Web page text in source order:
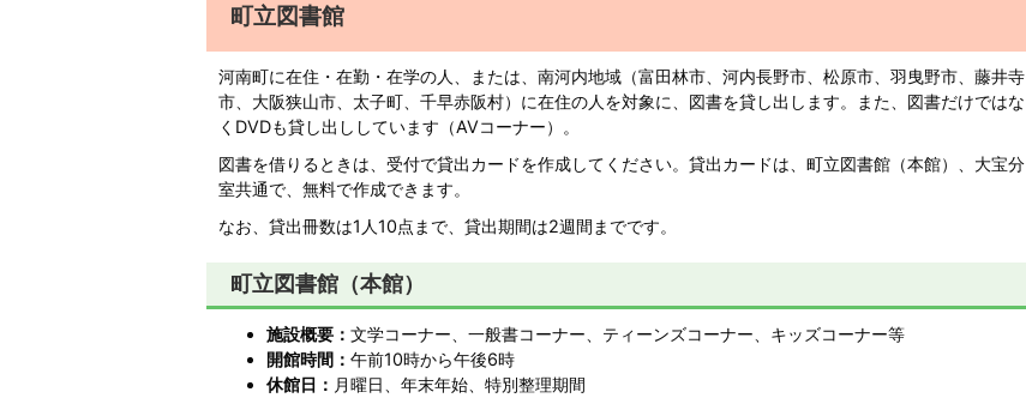
町立図書館
河南町に在住・在勤・在学の人、または、南河内地域（富田林市、河内長野市、松原市、羽曳野市、藤井寺
市、大阪狭山市、太子町、千早赤阪村）に在住の人を対象に、図書を貸し出します。また、図書だけではな
くDVDも貸し出ししています（AVコーナー）。
図書を借りるときは、受付で貸出カードを作成してください。貸出カードは、町立図書館（本館）、大宝分
室共通で、無料で作成できます。
なお、貸出冊数は1人10点まで、貸出期間は2週間までです。
町立図書館（本館）
施設概要：文学コーナー、一般書コーナー、ティーンズコーナー、キッズコーナー等
開館時間：午前10時から午後6時
休館日： 月曜日、年末年始、特別整理期間